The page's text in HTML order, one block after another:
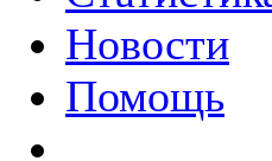
Новости
Помощь